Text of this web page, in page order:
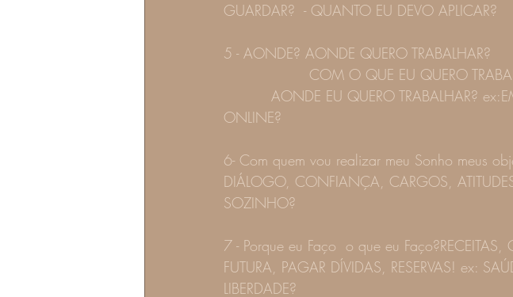
GUARDAR?  - QUANTO EU DEVO APLICAR?
5 - AONDE? AONDE
COM
AONDE EU QUERO TRABALHAR?
ONLINE?
6- Com quem vou realizar meu Sonho meus
DIÁLOGO, CONFIANÇA, CARGOS,
SOZINHO?
7 - Porque eu Faço  o que eu Faço?RECEITAS,
FUTURA, PAGAR DÍVIDAS, RESERVAS! ex:
LIBERDADE?